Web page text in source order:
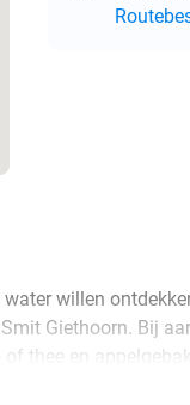
willen
Giethoorn. Bij
thee en